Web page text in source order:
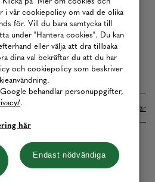
sköts i samarbete med Klarna. Läs mer här
i vår cookiepolicy om vad de olika
för. Vill du bara samtycka till
under "Hantera cookies". Du kan
eller välja att dra tillbaka
dina val bekräftar du att du har
och cookiepolicy som beskriver
behandlar personuppgifter,
.
här
Endast nödvändiga